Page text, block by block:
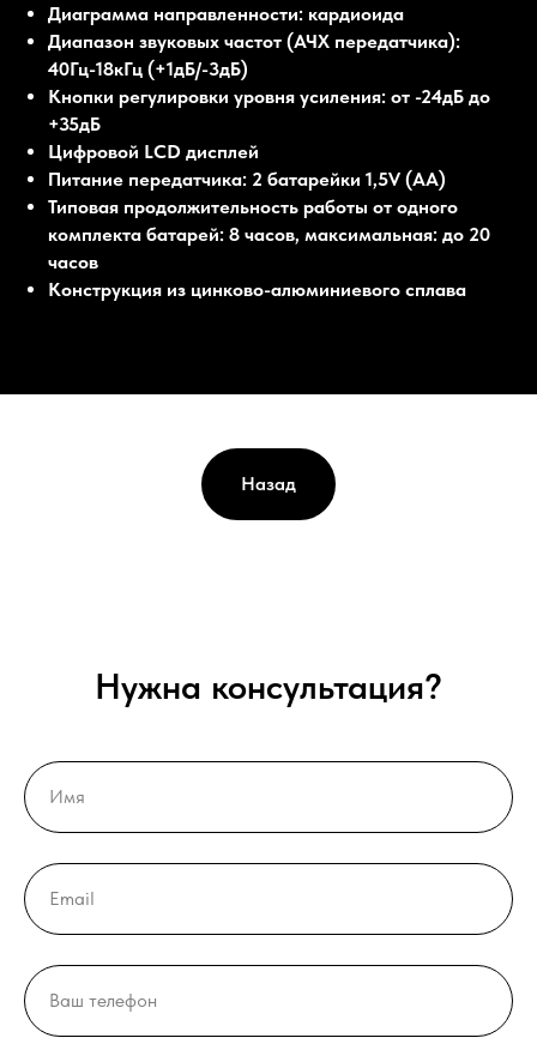
Диаграмма направленности: кардиоида
Диапазон звуковых частот (АЧХ передатчика):
40Гц-18кГц (+1дБ/-3дБ)
Кнопки регулировки уровня усиления: от -24дБ до
+35дБ
Цифровой LCD дисплей
Питание передатчика: 2 батарейки 1,5V (АА)
Типовая продолжительность работы от одного
комплекта батарей: 8 часов, максимальная: до 20
часов
Конструкция из цинково-алюминиевого сплава
Назад
Нужна консультация?